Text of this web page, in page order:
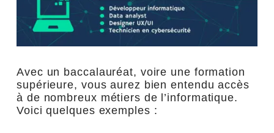
Avec un baccalauréat, voire une formation
supérieure, vous aurez bien entendu accès
à de nombreux métiers de l’informatique.
Voici quelques exemples :